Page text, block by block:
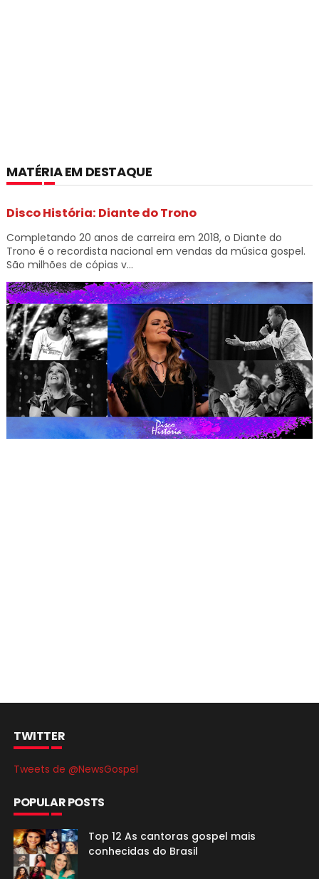
MATÉRIA EM DESTAQUE
Disco História: Diante do Trono
Completando 20 anos de carreira em 2018, o Diante do
Trono é o recordista nacional em vendas da música gospel.
São milhões de cópias v...
TWITTER
Tweets de @NewsGospel
POPULAR POSTS
Top 12 As cantoras gospel mais
conhecidas do Brasil